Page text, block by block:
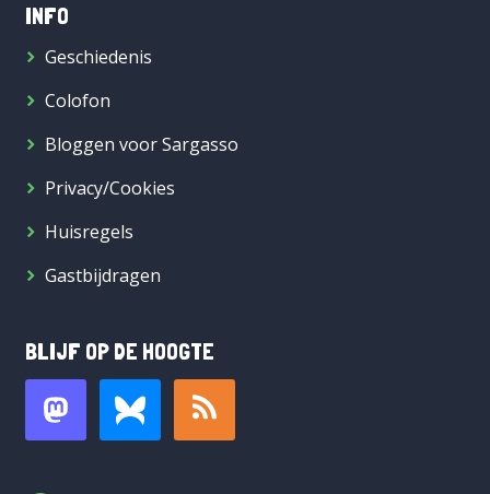
INFO
Geschiedenis
Colofon
Bloggen voor Sargasso
Privacy/Cookies
Huisregels
Gastbijdragen
BLIJF OP DE HOOGTE